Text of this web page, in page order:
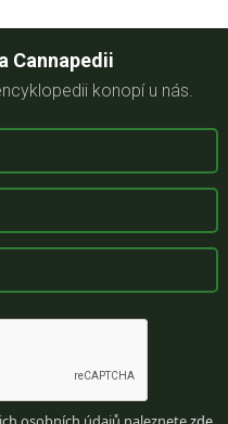
Cannapedii
konopí u nás.